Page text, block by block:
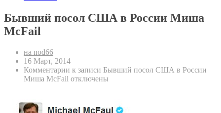
Бывший посол США в России Миша
McFail
на nod66
16 Март, 2014
Комментарии к записи Бывший посол США в России
Миша McFail отключены